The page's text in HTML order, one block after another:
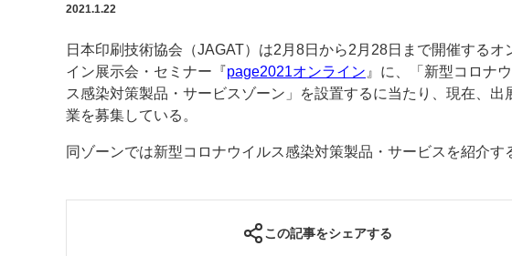
特集・デジタル印刷 ～ 新成長軌道を描く
案内
2021.1.22
日本印刷技術協会（JAGAT）は2月8日から2月28日まで開催するオ
イン展示会・セミナー『page2021オンライン 』に、「新型コロナ
ス感染対策製品・サービスゾーン」を設置するに当たり、現在、出
業を募集している。
同ゾーンでは新型コロナウイルス感染対策製品・サービスを紹介す
この記事をシェアする